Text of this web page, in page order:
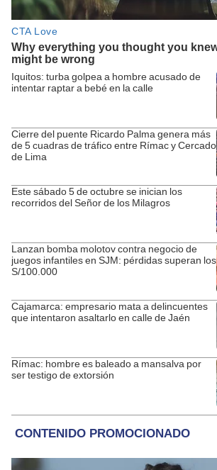
Iquitos: turba golpea a hombre acusado de
intentar raptar a bebé en la calle
Cierre del puente Ricardo Palma genera más
de 5 cuadras de tráfico entre Rímac y Cercado
de Lima
Este sábado 5 de octubre se inician los
recorridos del Señor de los Milagros
Lanzan bomba molotov contra negocio de
juegos infantiles en SJM: pérdidas superan los
S/100.000
Cajamarca: empresario mata a delincuentes
que intentaron asaltarlo en calle de Jaén
Rímac: hombre es baleado a mansalva por
ser testigo de extorsión